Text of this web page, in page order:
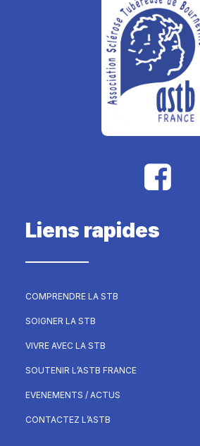
Liens rapides
COMPRENDRE LA STB
SOIGNER LA STB
VIVRE AVEC LA STB
SOUTENIR L’ASTB FRANCE
EVENEMENTS / ACTUS
CONTACTEZ L’ASTB